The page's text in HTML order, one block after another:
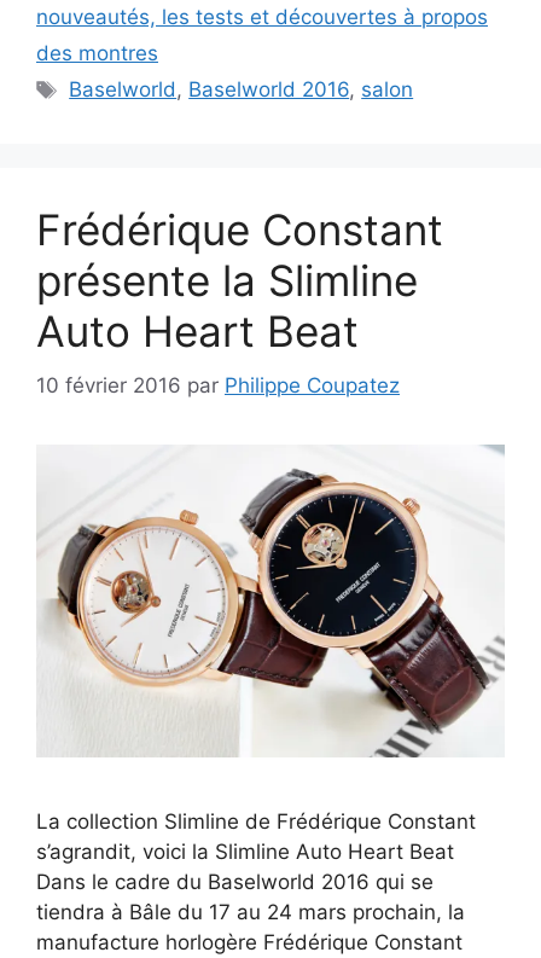
nouveautés, les tests et découvertes à propos
des montres
Étiquettes
Baselworld, Baselworld 2016, salon
Frédérique Constant
présente la Slimline
Auto Heart Beat
10 février 2016 par Philippe Coupatez
La collection Slimline de Frédérique Constant
s’agrandit, voici la Slimline Auto Heart Beat
Dans le cadre du Baselworld 2016 qui se
tiendra à Bâle du 17 au 24 mars prochain, la
manufacture horlogère Frédérique Constant